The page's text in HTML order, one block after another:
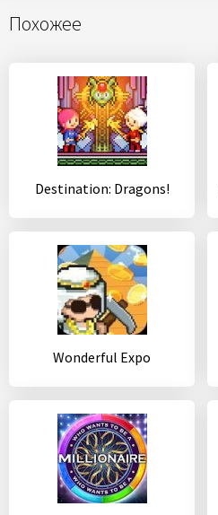
Похожее
Destination: Dragons!
Wonderful Expo